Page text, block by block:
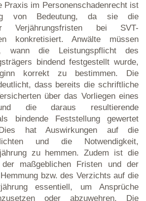
Praxis im Personenschadenrecht ist
von Bedeutung, da sie die
Verjährungsfristen bei SVT-
konkretisiert. Anwälte müssen
wann die Leistungspflicht des
bindend festgestellt wurde,
korrekt zu bestimmen. Die
dass bereits die schriftliche
über das Vorliegen eines
die daraus resultierende
bindende Feststellung gewertet
hat Auswirkungen auf die
und die Notwendigkeit,
zu hemmen. Zudem ist die
maßgeblichen Fristen und der
bzw. des Verzichts auf die
essentiell, um Ansprüche
oder abzuwehren. Die